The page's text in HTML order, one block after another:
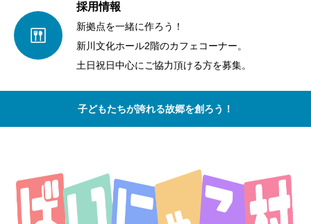
採用情報
新拠点を一緒に作ろう！
新川文化ホール2階のカフェコーナー。
土日祝日中心にご協力頂ける方を募集。
子どもたちが誇れる故郷を創ろう！